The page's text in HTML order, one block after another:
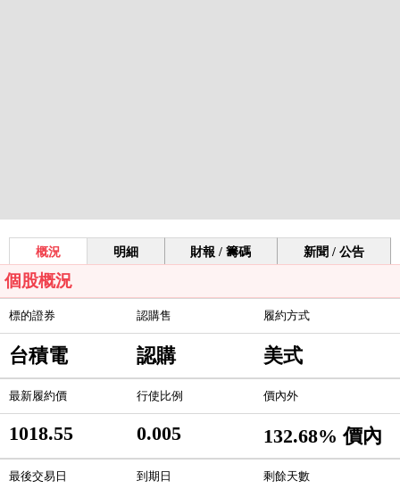
概況 明細 財報 / 籌碼 新聞 / 公告
個股概況
標的證券 認購售 履約方式
台積電 認購 美式
最新履約價 行使比例 價內外
1018.55 0.005 132.68% 價內
最後交易日 到期日 剩餘天數